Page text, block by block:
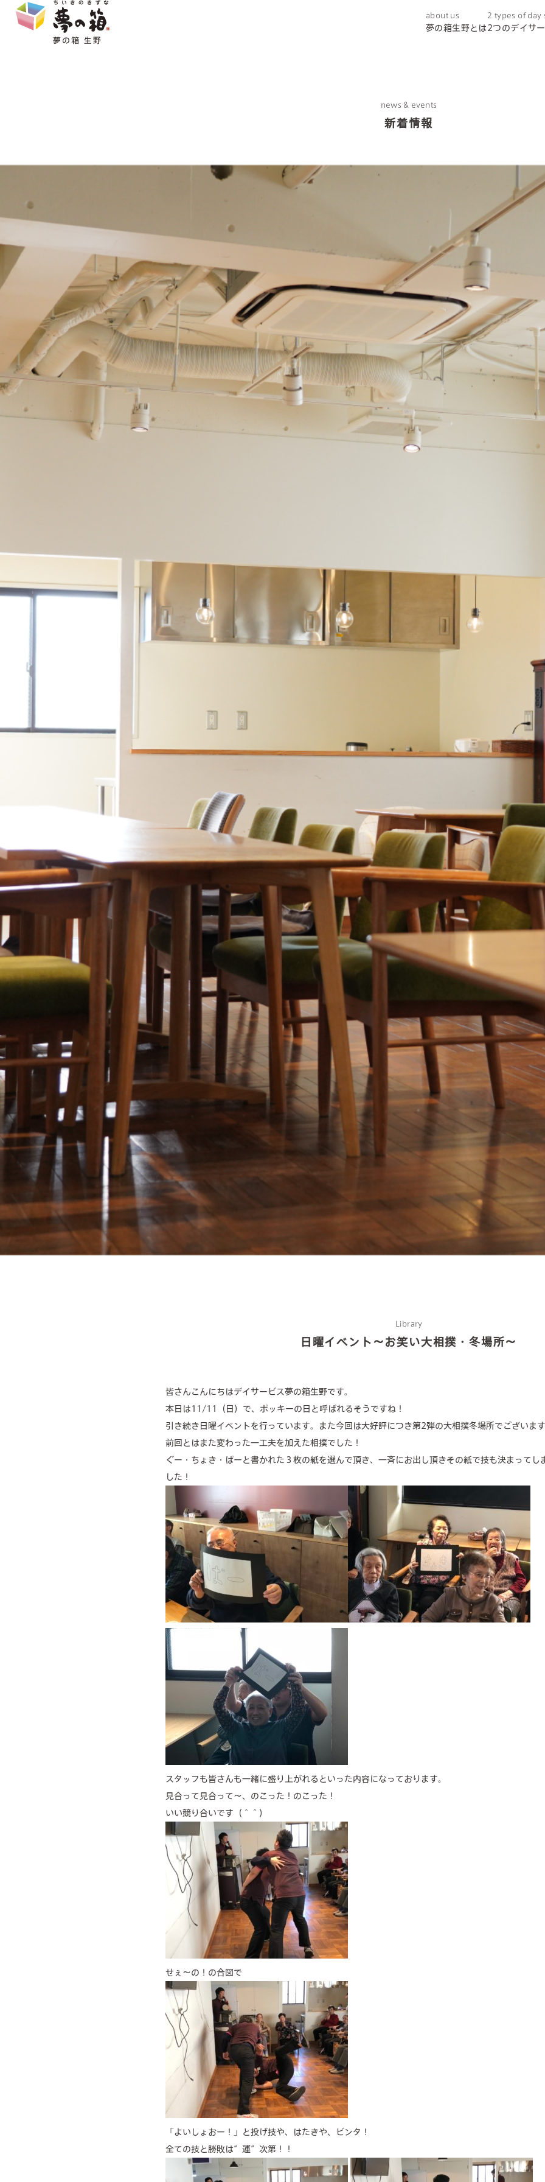
about us
夢の箱生野とは
2 types of day
2つのデイサ
care plan center
facilities
news & events
news & events
新着情報
Library
日曜イベント～お笑い大相撲・冬場所～
皆さんこんにちはデイサービス夢の箱生野です。
本日は11/11（日）で、ポッキーの日と呼ばれるそうですね！
引き続き日曜イベントを行っています。また今回は大好評につき第2弾の大相撲冬場所でございます
前回とはまた変わった一工夫を加えた相撲でした！
ぐー・ちょき・ぱーと書かれた３枚の紙を選んで頂き、一斉にお出し頂きその紙で技も決まってし
した！
スタッフも皆さんも一緒に盛り上がれるといった内容になっております。
見合って見合って～、のこった！のこった！
いい競り合いです（＾＾）
せぇ～の！の合図で
「よいしょおー！」と投げ技や、はたきや、ビンタ！
全ての技と勝敗は”運”次第！！